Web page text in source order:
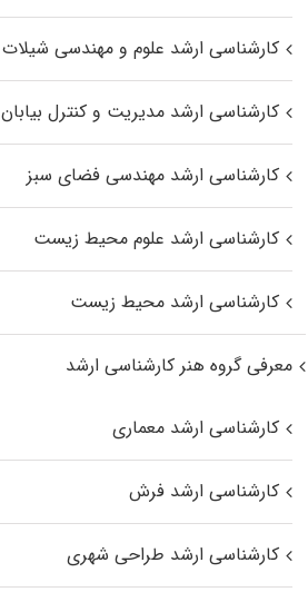
کارشناسی ارشد علوم و مهندسی شیلات
کارشناسی ارشد مدیریت و کنترل بیابان
کارشناسی ارشد مهندسی فضای سبز
کارشناسی ارشد علوم محیط‌ زیست
کارشناسی ارشد محیط زیست
معرفی گروه هنر کارشناسی ارشد
کارشناسی ارشد معماری
کارشناسی ارشد فرش
کارشناسی ارشد طراحی شهری